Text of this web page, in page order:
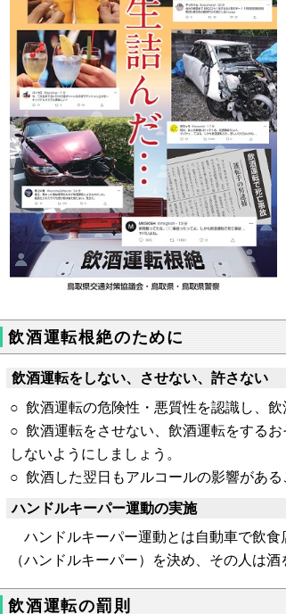
飲酒運転根絶のために
飲酒運転をしない、させない、許さない
○ 飲酒運転の危険性・悪質性を認識し、飲
○ 飲酒運転をさせない、飲酒運転をする
しないようにしましょう。
○ 飲酒した翌日もアルコールの影響がある
ハンドルキーパー運動の実施
ハンドルキーパー運動とは自動車で飲食
（ハンドルキーパー）を決め、その人は
飲酒運転の罰則